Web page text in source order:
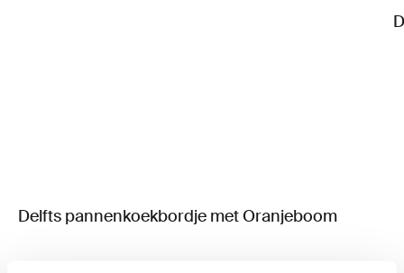
Delfts pannenkoekbordje met Oranjeboom